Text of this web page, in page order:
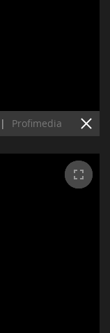
| Profimedia